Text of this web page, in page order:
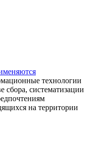
технологии
сбора, систематизации
на территории